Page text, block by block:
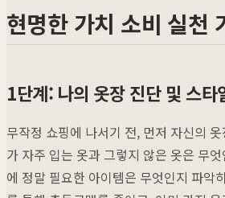
현명한 가치 소비 실천
1단계: 나의 옷장 진단 및 스타
무작정 쇼핑에 나서기 전, 먼저 자신의
가 자주 입는 옷과 그렇지 않은 옷은 무
에 정말 필요한 아이템은 무엇인지 파악